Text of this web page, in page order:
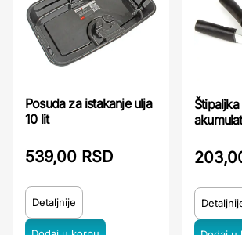
Posuda za istakanje ulja
10 lit
539,00 RSD
Detaljnije